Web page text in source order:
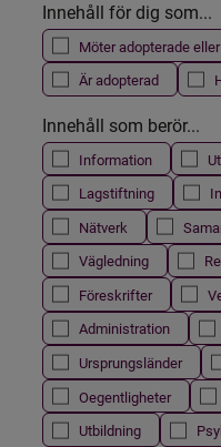
Innehåll för dig som...
Möter adopterade
Är adopterad
Innehåll som berör...
Information
Lagstiftning
Nätverk
Vägledning
Föreskrifter
Administration
Ursprungsländer
Oegentligheter
Utbildning